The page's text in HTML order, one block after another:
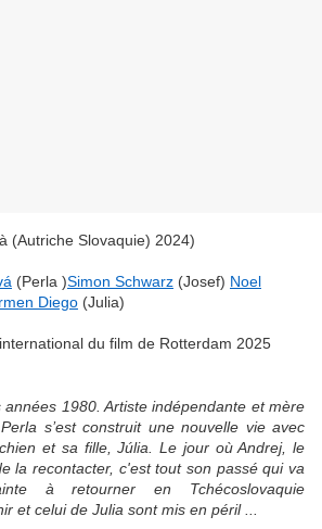
(Autriche Slovaquie) 2024)
(Perla )Simon Schwarz (Josef) Noel
Diego (Julia)
du film de Rotterdam 2025
1980. Artiste indépendante et mère
s’est construit une nouvelle vie avec
et sa fille, Júlia. Le jour où Andrej, le
la recontacter, c'est tout son passé qui va
à retourner en Tchécoslovaquie
et celui de Julia sont mis en péril ...